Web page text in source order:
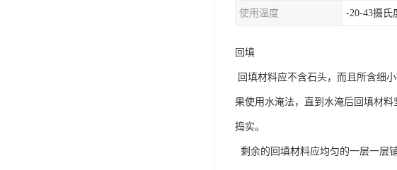
使用温度 -20-43摄氏
回填
回填材料应不含石头，而且所含细
果使用水淹法，直到水淹后回填材
捣实。
剩余的回填材料应均匀的一层一层